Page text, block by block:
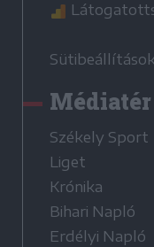
Sütibeállítások
Médiatér
Székely Sport
Liget
Krónika
Bihari Napló
Erdélyi Napló